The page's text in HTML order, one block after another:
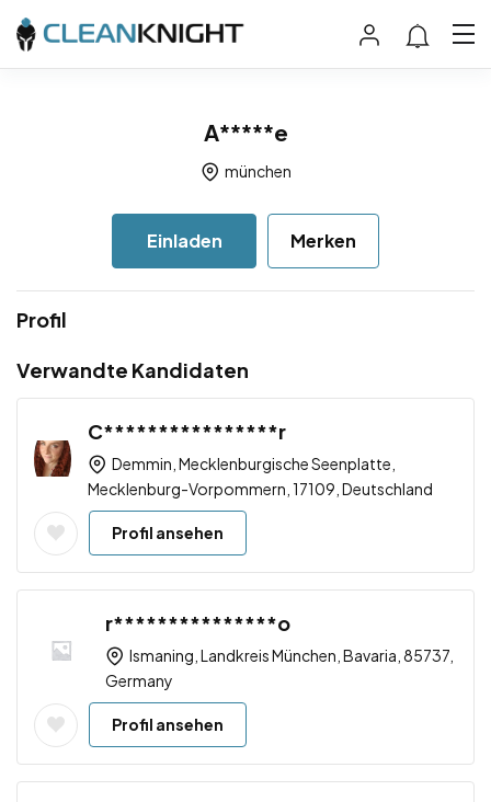
A*****e
münchen
Einladen Merken
Profil
Verwandte Kandidaten
C****************r
Demmin, Mecklenburgische Seenplatte,
Mecklenburg-Vorpommern, 17109, Deutschland
Profil ansehen
r***************o
Ismaning, Landkreis München, Bavaria, 85737,
Germany
Profil ansehen